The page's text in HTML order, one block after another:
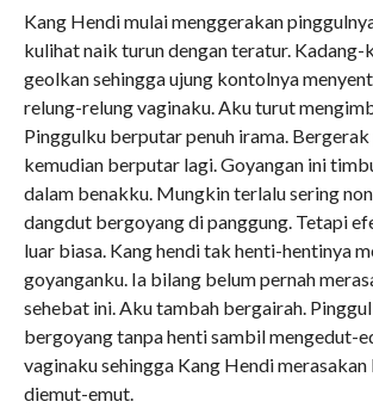
Kang Hendi mulai menggerakan
kulihat naik turun dengan teratur. Kadang-
geolkan sehingga ujung kontolnya
relung-relung vaginaku. Aku turut
Pinggulku berputar penuh irama.
kemudian berputar lagi. Goyangan ini
dalam benakku. Mungkin terlalu sering
dangdut bergoyang di panggung. Tetapi
luar biasa. Kang hendi tak henti-hentinya
goyanganku. Ia bilang belum pernah
sehebat ini. Aku tambah bergairah.
bergoyang tanpa henti sambil mengedut-
vaginaku sehingga Kang Hendi
diemut-emut.